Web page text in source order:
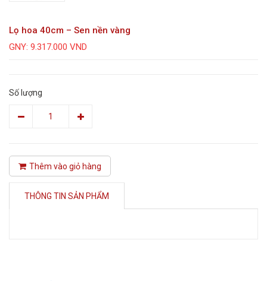
Lọ hoa 40cm – Sen nền vàng
GNY: 9.317.000 VND
Số lượng
Thêm vào giỏ hàng
THÔNG TIN SẢN PHẨM